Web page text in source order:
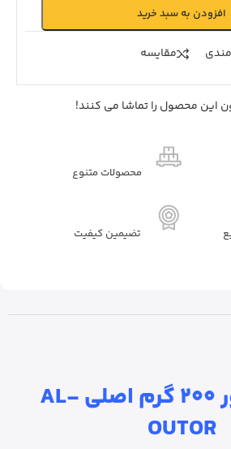
افزودن به سبد خرید
مقايسه
این محصول را تماشا می کنند!
محصولات متنوع
تضیمین کیفیت
چای العطور 200 گرم اصلی AL-
OUTOR